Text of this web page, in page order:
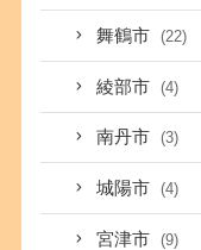
舞鶴市 (22)
綾部市 (4)
南丹市 (3)
城陽市 (4)
宮津市 (9)